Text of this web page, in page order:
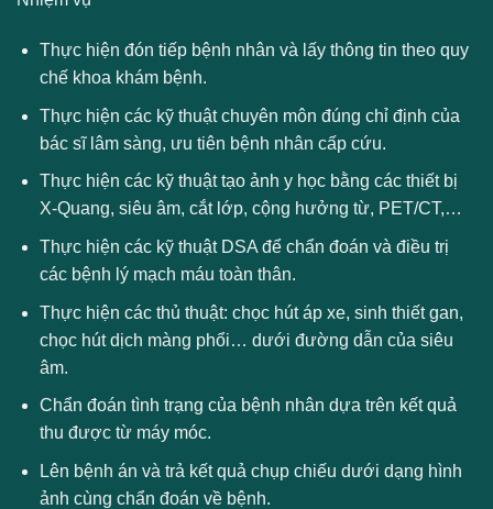
Thực hiện đón tiếp bệnh nhân và lấy thông tin theo quy
chế khoa khám bệnh.
Thực hiện các kỹ thuật chuyên môn đúng chỉ định của
bác sĩ lâm sàng, ưu tiên bệnh nhân cấp cứu.
Thực hiện các kỹ thuật tạo ảnh y học bằng các thiết bị
X-Quang, siêu âm, cắt lớp, cộng hưởng từ, PET/CT,…
Thực hiện các kỹ thuật DSA để chẩn đoán và điều trị
các bệnh lý mạch máu toàn thân.
Thực hiện các thủ thuật: chọc hút áp xe, sinh thiết gan,
chọc hút dịch màng phổi… dưới đường dẫn của siêu
âm.
Chẩn đoán tình trạng của bệnh nhân dựa trên kết quả
thu được từ máy móc.
Lên bệnh án và trả kết quả chụp chiếu dưới dạng hình
ảnh cùng chẩn đoán về bệnh.